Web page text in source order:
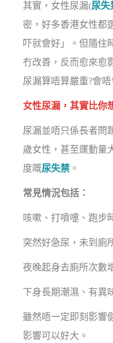
其實，女性尿漏(尿失
密，好多香港女性都
吓就會好」。但隨住
冇改善，反而愈來愈
尿漏算唔算嚴重?會
女性尿漏，其實比你
尿漏並唔只係長者問
歲女性，甚至運動量
度嘅尿失禁 。
常見情況包括：
咳嗽、打噴嚏、跑步
突然好急尿，未到廁
夜晚起身去廁所次數
下身長期潮濕、有異
雖然唔一定即刻影響
影響可以好大。